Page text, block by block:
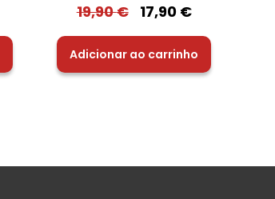
19,90€ 17,90 €
Adicionar ao carrinho